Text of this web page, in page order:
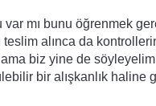
mı bunu öğrenmek
alınca da
biz yine de
bir alışkanlık haline